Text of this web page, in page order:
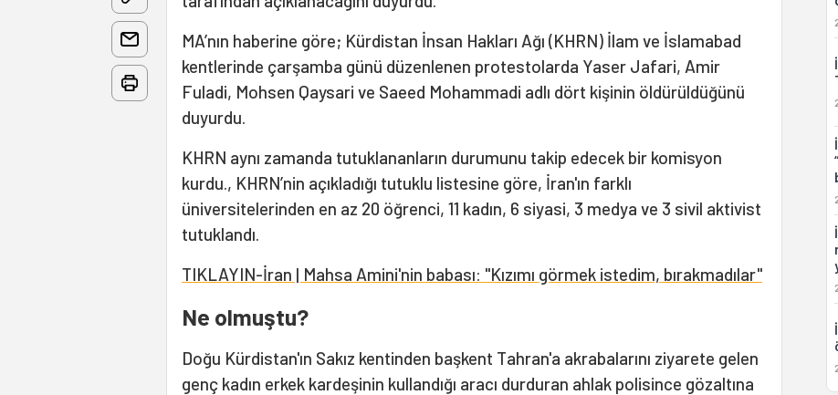
MA’nın haberine göre; Kürdistan İnsan Hakları Ağı (KHRN) İlam ve İslamabad
kentlerinde çarşamba günü düzenlenen protestolarda Yaser Jafari, Amir
Fuladi, Mohsen Qaysari ve Saeed Mohammadi adlı dört kişinin öldürüldüğünü
duyurdu.
KHRN aynı zamanda tutuklananların durumunu takip edecek bir komisyon
kurdu., KHRN’nin açıkladığı tutuklu listesine göre, İran'ın farklı
üniversitelerinden en az 20 öğrenci, 11 kadın, 6 siyasi, 3 medya ve 3 sivil aktivist
tutuklandı.
TIKLAYIN-İran | Mahsa Amini'nin babası: "Kızımı görmek istedim, bırakmadılar"
Ne olmuştu?
Doğu Kürdistan'ın Sakız kentinden başkent Tahran'a akrabalarını ziyarete gelen
genç kadın erkek kardeşinin kullandığı aracı durduran ahlak polisince gözaltına